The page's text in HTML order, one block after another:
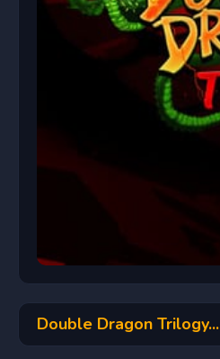
Double Dragon Trilogy...